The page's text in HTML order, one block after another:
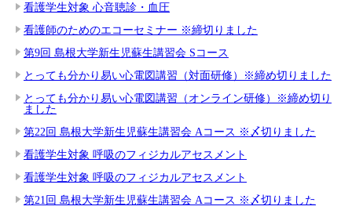
看護学生対象 心音聴診・血圧
看護師のためのエコーセミナー ※締切りました
第9回 島根大学新生児蘇生講習会 Sコース
とっても分かり易い心電図講習（対面研修）※締め切りました
とっても分かり易い心電図講習（オンライン研修）※締め切り
ました
第22回 島根大学新生児蘇生講習会 Aコース ※〆切りました
看護学生対象 呼吸のフィジカルアセスメント
看護学生対象 呼吸のフィジカルアセスメント
第21回 島根大学新生児蘇生講習会 Aコース ※〆切りました